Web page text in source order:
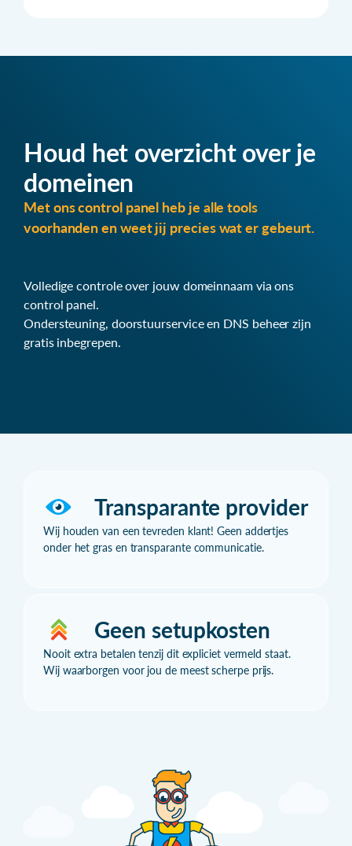
Houd het overzicht over je
domeinen
Met ons control panel heb je alle tools
voorhanden en weet jij precies wat er gebeurt.
Volledige controle over jouw domeinnaam via ons
control panel.
Ondersteuning, doorstuurservice en DNS beheer zijn
gratis inbegrepen.
Transparante provider
Wij houden van een tevreden klant! Geen addertjes
onder het gras en transparante communicatie.
Geen setupkosten
Nooit extra betalen tenzij dit expliciet vermeld staat.
Wij waarborgen voor jou de meest scherpe prijs.